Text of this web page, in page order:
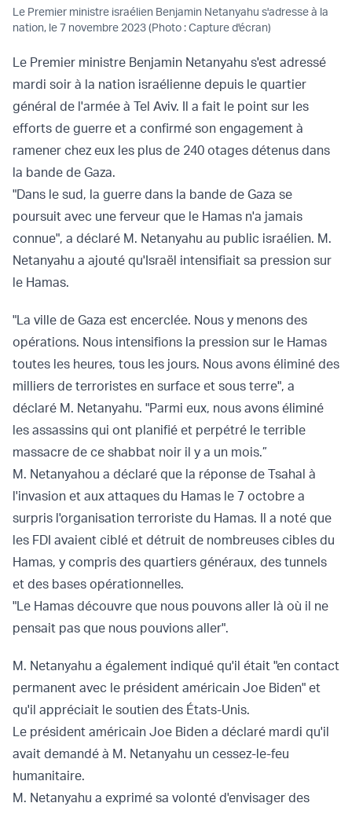
Le Premier ministre israélien Benjamin Netanyahu s'adresse à la
nation, le 7 novembre 2023 (Photo : Capture d'écran)
Le Premier ministre Benjamin Netanyahu s'est adressé
mardi soir à la nation israélienne depuis le quartier
général de l'armée à Tel Aviv. Il a fait le point sur les
efforts de guerre et a confirmé son engagement à
ramener chez eux les plus de 240 otages détenus dans
la bande de Gaza.
"Dans le sud, la guerre dans la bande de Gaza se
poursuit avec une ferveur que le Hamas n'a jamais
connue", a déclaré M. Netanyahu au public israélien. M.
Netanyahu a ajouté qu'Israël intensifiait sa pression sur
le Hamas.
"La ville de Gaza est encerclée. Nous y menons des
opérations. Nous intensifions la pression sur le Hamas
toutes les heures, tous les jours. Nous avons éliminé des
milliers de terroristes en surface et sous terre", a
déclaré M. Netanyahu. "Parmi eux, nous avons éliminé
les assassins qui ont planifié et perpétré le terrible
massacre de ce shabbat noir il y a un mois.”
M. Netanyahou a déclaré que la réponse de Tsahal à
l'invasion et aux attaques du Hamas le 7 octobre a
surpris l'organisation terroriste du Hamas. Il a noté que
les FDI avaient ciblé et détruit de nombreuses cibles du
Hamas, y compris des quartiers généraux, des tunnels
et des bases opérationnelles.
"Le Hamas découvre que nous pouvons aller là où il ne
pensait pas que nous pouvions aller".
M. Netanyahu a également indiqué qu'il était "en contact
permanent avec le président américain Joe Biden" et
qu'il appréciait le soutien des États-Unis.
Le président américain Joe Biden a déclaré mardi qu'il
avait demandé à M. Netanyahu un cessez-le-feu
humanitaire.
M. Netanyahu a exprimé sa volonté d'envisager des